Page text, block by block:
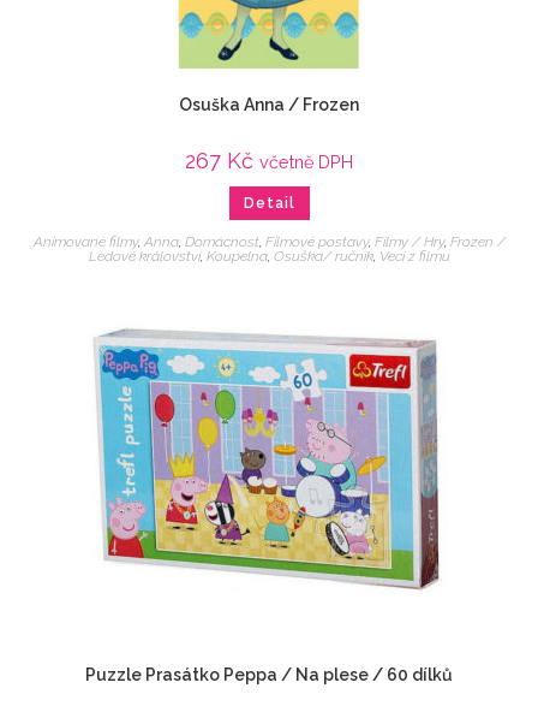
Osuška Anna / Frozen
267 Kč včetně DPH
Detail
Animované filmy, Anna, Domácnost, Filmové postavy, Filmy / Hry, Frozen /
Ledové království, Koupelna, Osuška/ ručník, Veci z filmu
Puzzle Prasátko Peppa / Na plese / 60 dílků